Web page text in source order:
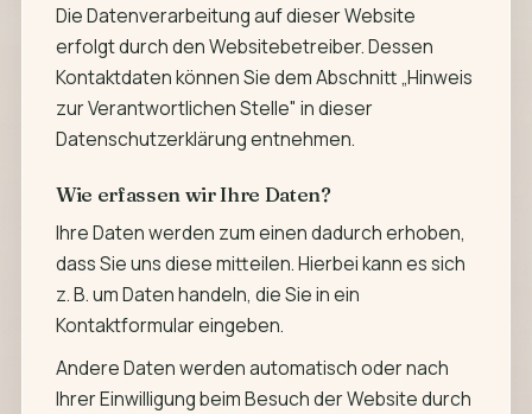
Die Datenverarbeitung auf dieser Website
erfolgt durch den Websitebetreiber. Dessen
Kontaktdaten können Sie dem Abschnitt „Hinweis
zur Verantwortlichen Stelle" in dieser
Datenschutzerklärung entnehmen.
Wie erfassen wir Ihre Daten?
Ihre Daten werden zum einen dadurch erhoben,
dass Sie uns diese mitteilen. Hierbei kann es sich
z. B. um Daten handeln, die Sie in ein
Kontaktformular eingeben.
Andere Daten werden automatisch oder nach
Ihrer Einwilligung beim Besuch der Website durch